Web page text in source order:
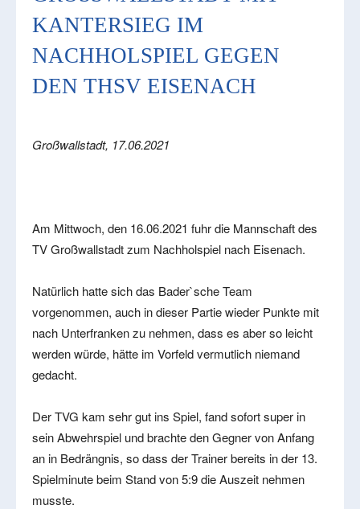
ANTERSIEG IM N
ACHHOLSPIEL GEGEN D
EN THSV EISENACH
Großwallstadt, 17.06.2021
Am Mittwoch, den 16.06.2021 fuhr die Mannschaft des
TV Großwallstadt zum Nachholspiel nach Eisenach.
Natürlich hatte sich das Bader`sche Team
vorgenommen, auch in dieser Partie wieder Punkte mit
nach Unterfranken zu nehmen, dass es aber so leicht
werden würde, hätte im Vorfeld vermutlich niemand
gedacht.
Der TVG kam sehr gut ins Spiel, fand sofort super in
sein Abwehrspiel und brachte den Gegner von Anfang
an in Bedrängnis, so dass der Trainer bereits in der 13.
Spielminute beim Stand von 5:9 die Auszeit nehmen
musste.